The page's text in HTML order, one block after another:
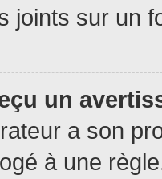
joints sur un
un
a son
à une